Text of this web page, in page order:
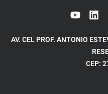
AV. CEL PROF. ANTONIO
CEP: